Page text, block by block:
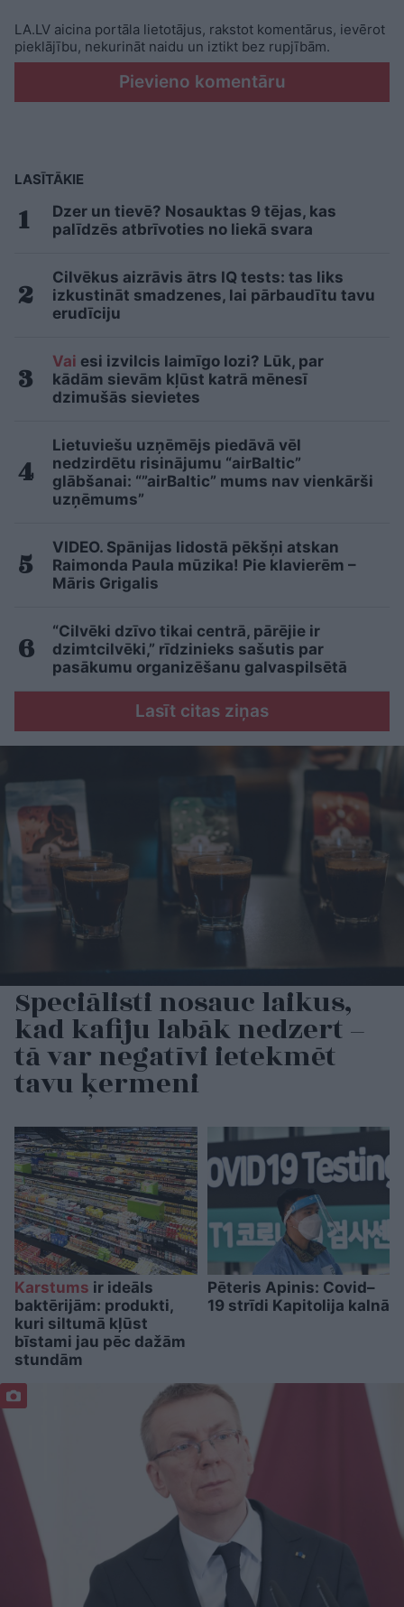
LA.LV aicina portāla lietotājus, rakstot komentārus, ievērot
pieklājību, nekurināt naidu un iztikt bez rupjībām.
Pievieno komentāru
LASĪTĀKIE
Dzer un tievē? Nosauktas 9 tējas, kas
palīdzēs atbrīvoties no liekā svara
Cilvēkus aizrāvis ātrs IQ tests: tas liks
izkustināt smadzenes, lai pārbaudītu tavu
erudīciju
Vai esi izvilcis laimīgo lozi? Lūk, par
kādām sievām kļūst katrā mēnesī
dzimušās sievietes
Lietuviešu uzņēmējs piedāvā vēl
nedzirdētu risinājumu “airBaltic”
glābšanai: “”airBaltic” mums nav vienkārši
uzņēmums”
VIDEO. Spānijas lidostā pēkšņi atskan
Raimonda Paula mūzika! Pie klavierēm –
Māris Grigalis
“Cilvēki dzīvo tikai centrā, pārējie ir
dzimtcilvēki,” rīdzinieks sašutis par
pasākumu organizēšanu galvaspilsētā
Lasīt citas ziņas
Speciālisti nosauc laikus,
kad kafiju labāk nedzert –
tā var negatīvi ietekmēt
tavu ķermeni
Karstums ir ideāls
baktērijām: produkti,
kuri siltumā kļūst
bīstami jau pēc dažām
stundām
Pēteris Apinis: Covid–
19 strīdi Kapitolija kalnā